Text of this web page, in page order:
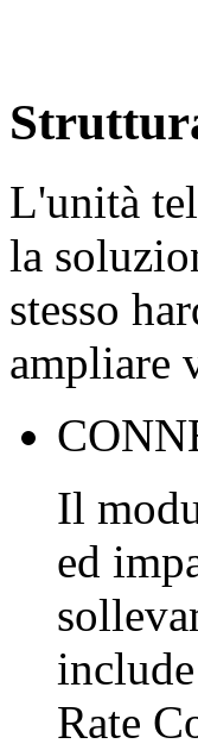
L'unità
la
stesso
ampliare
Il
ed
Rate